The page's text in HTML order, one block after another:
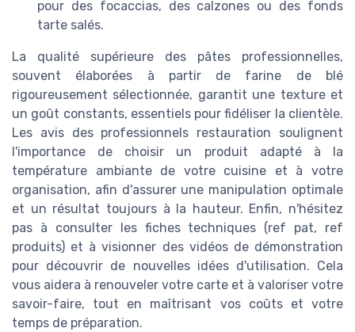
pour des focaccias, des calzones ou des fonds
tarte salés.
La qualité supérieure des pâtes professionnelles,
souvent élaborées à partir de farine de blé
rigoureusement sélectionnée, garantit une texture et
un goût constants, essentiels pour fidéliser la clientèle.
Les avis des professionnels restauration soulignent
l'importance de choisir un produit adapté à la
température ambiante de votre cuisine et à votre
organisation, afin d'assurer une manipulation optimale
et un résultat toujours à la hauteur. Enfin, n'hésitez
pas à consulter les fiches techniques (ref pat, ref
produits) et à visionner des vidéos de démonstration
pour découvrir de nouvelles idées d'utilisation. Cela
vous aidera à renouveler votre carte et à valoriser votre
savoir-faire, tout en maîtrisant vos coûts et votre
temps de préparation.